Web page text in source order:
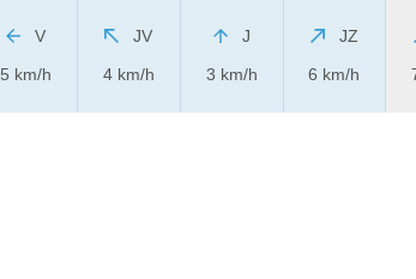
V
5 km/h
JV
4 km/h
J
3 km/h
JZ
6 km/h